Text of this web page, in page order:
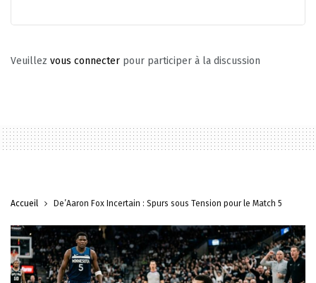
Veuillez vous connecter pour participer à la discussion
Accueil De’Aaron Fox Incertain : Spurs sous Tension pour le Match 5